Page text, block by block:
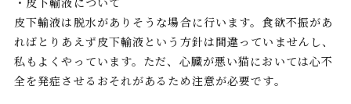
皮下輸液は脱水がありそうな場合に行います。食欲不振があ
ればとりあえず皮下輸液という方針は間違っていませんし、
私もよくやっています。ただ、心臓が悪い猫においては心不
全を発症させるおそれがあるため注意が必要です。